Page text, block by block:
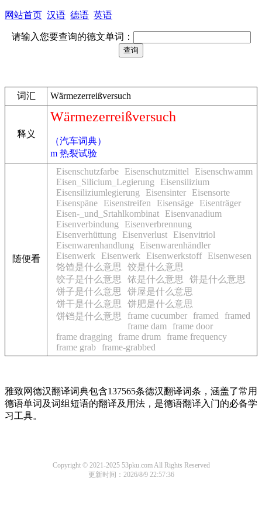
网站首页 汉语 德语 英语
请输入您要查询的德文单词：
词汇 Wärmezerreißversuch
释义
Wärmezerreißversuch
（汽车词典）
m 热裂试验
随便看
Eisenschutzfarbe Eisenschutzmittel
Eisenschwamm
Eisen_Silicium_Legierung
Eisensilizium
Eisensiliziumlegierung
Eisensinter
Eisensorte
Eisenspäne
Eisenstreifen Eisensäge
Eisenträger
Eisen-_und_Srtahlkombinat
Eisenvanadium
Eisenverbindung
Eisenverbrennung
Eisenverhüttung
Eisenverlust
Eisenvitriol
Eisenwarenhandlung
Eisenwarenhändler
Eisenwerk
Eisenwerk Eisenwerkstoff
Eisenwesen
饹馇是什么意思
饺是什么意思
饺子是什么意思
饻是什么意思
饼是什么意思
饼子是什么意思
饼屋是什么意思
饼干是什么意思
饼肥是什么意思
饼铛是什么意思
frame cucumber framed
framed
frame dam
frame door
frame dragging
frame drum
frame frequency
frame grab
frame-grabbed
雅致网德汉翻译词典包含137565条德汉翻译词条，涵盖了常用
德语单词及词组短语的翻译及用法，是德语翻译入门的必备学
习工具。
Copyright © 2021-2025 53pku.com All Rights Reserved
更新时间：2026/8/9 22:57:36